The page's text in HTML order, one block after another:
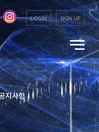
LOGIN SIGN UP
지사항